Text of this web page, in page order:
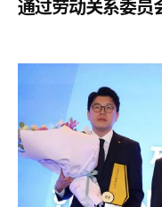
通过劳动关系委员